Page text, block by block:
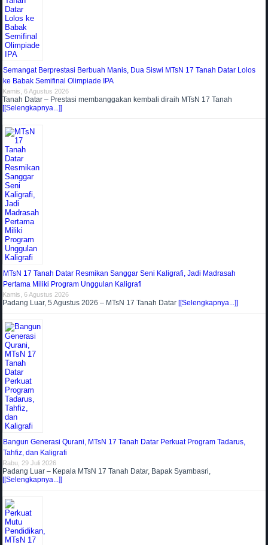
Semangat Berprestasi Berbuah Manis, Dua Siswi MTsN 17 Tanah Datar Lolos
ke Babak Semifinal Olimpiade IPA
Kamis, 6 Agustus 2026
Tanah Datar – Prestasi membanggakan kembali diraih MTsN 17 Tanah
[[Selengkapnya...]]
MTsN 17 Tanah Datar Resmikan Sanggar Seni Kaligrafi, Jadi Madrasah
Pertama Miliki Program Unggulan Kaligrafi
Kamis, 6 Agustus 2026
Padang Luar, 5 Agustus 2026 – MTsN 17 Tanah Datar[[Selengkapnya...]]
Bangun Generasi Qurani, MTsN 17 Tanah Datar Perkuat Program Tadarus,
Tahfiz, dan Kaligrafi
Rabu, 29 Juli 2026
Padang Luar – Kepala MTsN 17 Tanah Datar, Bapak Syambasri,
[[Selengkapnya...]]